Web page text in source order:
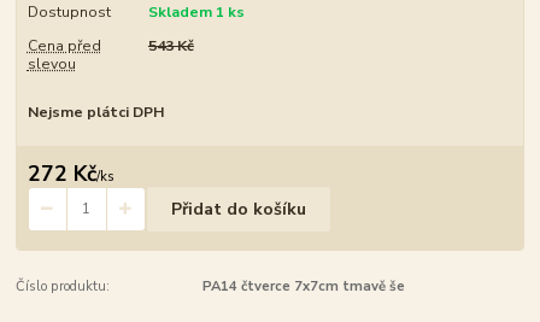
Dostupnost
Skladem 1 ks
Cena před
slevou
543 Kč
Nejsme plátci DPH
272 Kč/ks
Přidat do košíku
Číslo produktu: PA14 čtverce 7x7cm tmavě še